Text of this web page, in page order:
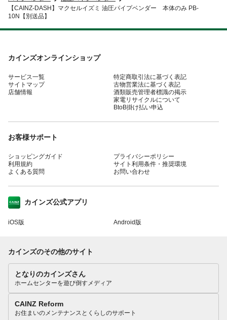
【CAINZ-DASH】マクセルイズミ 油圧パイプベンダー 本体のみ PB-
10N【別送品】
カインズオンラインショップ
サービス一覧
サイトマップ
店舗情報
特定商取引法に基づく表記
古物営業法に基づく表記
酒類販売管理者標識の掲示
家電リサイクルについて
BtoB掛け払い申込
お客様サポート
ショッピングガイド
利用規約
よくある質問
プライバシーポリシー
サイト利用条件・推奨環境
お問い合わせ
カインズ公式アプリ
iOS版 Android版
カインズのその他のサイト
となりのカインズさん
ホームセンターを遊び倒すメディア
CAINZ Reform
お住まいのメンテナンスとくらしのサポート